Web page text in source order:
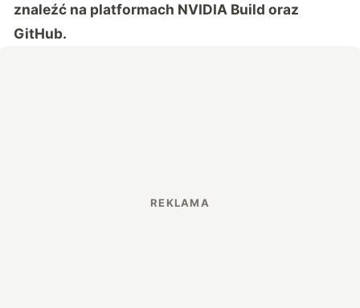
znaleźć na platformach NVIDIA Build oraz
GitHub.